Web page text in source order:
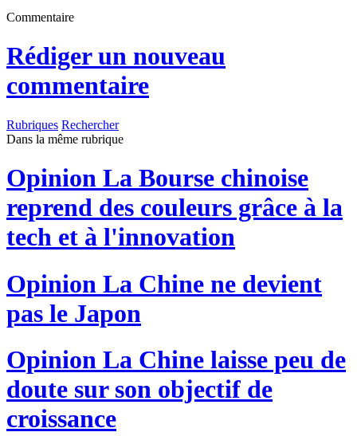
Commentaire
Rédiger un nouveau
commentaire
Rubriques Rechercher
Dans la même rubrique
Opinion La Bourse chinoise
reprend des couleurs grâce à la
tech et à l'innovation
Opinion La Chine ne devient
pas le Japon
Opinion La Chine laisse peu de
doute sur son objectif de
croissance